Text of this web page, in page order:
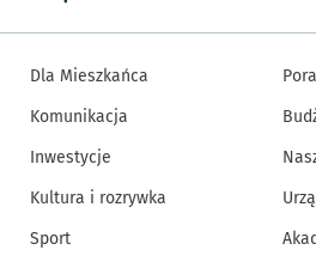
Dla Mieszkańca
Komunikacja
Inwestycje
Kultura i rozrywka
Sport